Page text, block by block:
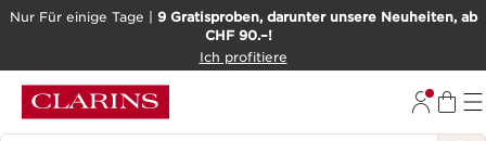
BARRIEREFREIHEITSWERKZEUG
Nur Für einige Tage | 9 Gratisproben, darunter unsere Neuheiten, ab
CHF 90.–!
Ich profitiere
Legende suchen